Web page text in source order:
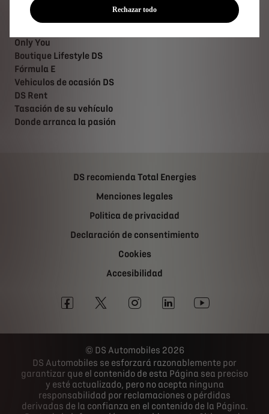
Descubra
Only You
Boutique Lifestyle DS
Fórmula E
Vehiculos de ocasión DS
DS Rent
Tasación de su vehículo
Donde arranca la pasión
DS recomienda Total Energies
Menciones legales
Politica de privacidad
Declaración de consentimiento
Cookies
Accesibilidad
DS Automobiles 2026
DS Automobiles se esforzará razonablemente por
garantizar que el contenido de esta Página sea preciso
y esté actualizado, pero no acepta ninguna
responsabilidad por reclamaciones o pérdidas
derivadas de la confianza en el contenido de la Página.
Rechazar todo